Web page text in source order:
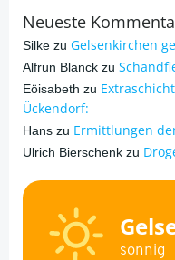
Neueste
Silke zu Gelsenkirchen
Alfrun Blanck zu
Eöisabeth zu
Ückendorf:
Hans zu Ermittlungen
Ulrich Bierschenk zu
sonnig